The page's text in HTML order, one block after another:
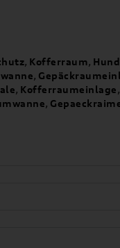
, Kofferraum,
,
, Kofferraumeinlage,
,